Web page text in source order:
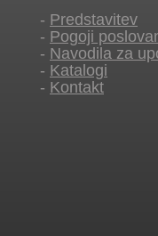
- Predstavitev
- Pogoji
- Navodila za
- Katalogi
- Kontakt